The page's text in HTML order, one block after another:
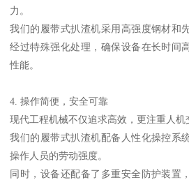
力。
我们的履带式扒渣机采用高强度钢材和
经过特殊强化处理，确保设备在长时间
性能。
4. 操作简便，安全可靠
现代工程机械不仅追求高效，更注重人机
我们的履带式扒渣机配备人性化操控系
操作人员的劳动强度。
同时，设备还配备了多重安全防护装置